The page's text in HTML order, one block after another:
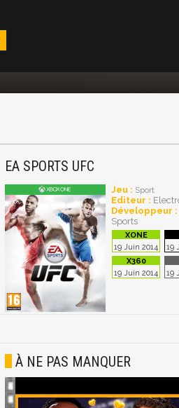
EA SPORTS UFC
Jeu : Sport
Editeur :
Développeur :
Sports
19 Juin 2014 19
19 Juin 2014 19
À NE PAS MANQUER